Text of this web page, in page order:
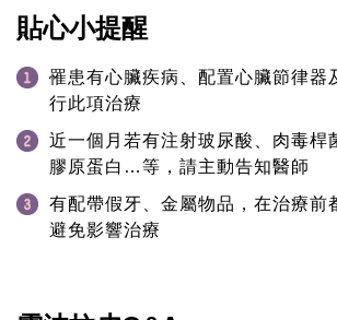
貼心小提醒
罹患有心臟疾病、配置心臟節律器
行此項治療
近一個月若有注射玻尿酸、肉毒桿
膠原蛋白…等，請主動告知醫師
有配帶假牙、金屬物品，在治療前
避免影響治療